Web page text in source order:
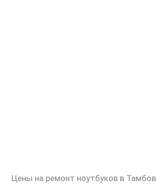
Цены на ремонт ноутбуков в